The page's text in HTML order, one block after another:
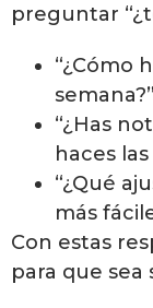
preguntar
“¿Cómo
semana?”
“¿Has
haces las
“¿Qué
más
Con estas
para que sea